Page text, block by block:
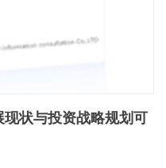
状与投资战略规划可